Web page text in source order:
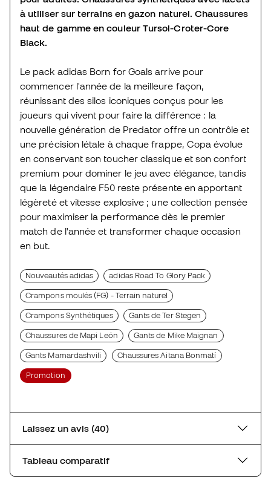
à utiliser sur terrains en gazon naturel. Chaussures
haut de gamme en couleur Tursol-Croter-Core
Black.
Le pack adidas Born for Goals arrive pour
commencer l'année de la meilleure façon,
réunissant des silos iconiques conçus pour les
joueurs qui vivent pour faire la différence : la
nouvelle génération de Predator offre un contrôle et
une précision létale à chaque frappe, Copa évolue
en conservant son toucher classique et son confort
premium pour dominer le jeu avec élégance, tandis
que la légendaire F50 reste présente en apportant
légèreté et vitesse explosive ; une collection pensée
pour maximiser la performance dès le premier
match de l'année et transformer chaque occasion
en but.
Nouveautés adidas adidas Road To Glory Pack
Crampons moulés (FG) - Terrain naturel
Crampons Synthétiques Gants de Ter Stegen
Chaussures de Mapi León Gants de Mike Maignan
Gants Mamardashvili Chaussures Aitana Bonmatí
Promotion
Laissez un avis (40)
Tableau comparatif